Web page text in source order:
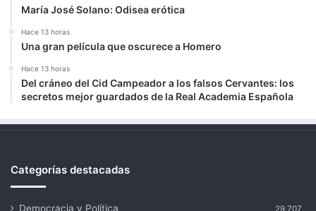
María José Solano: Odisea erótica
Hace 13 horas
Una gran película que oscurece a Homero
Hace 13 horas
Del cráneo del Cid Campeador a los falsos Cervantes: los
secretos mejor guardados de la Real Academia Española
Categorías destacadas
Democracia y Política 29.707